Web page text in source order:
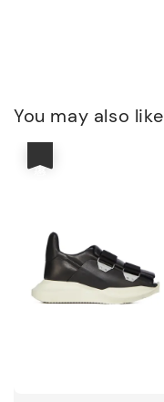
You may also like